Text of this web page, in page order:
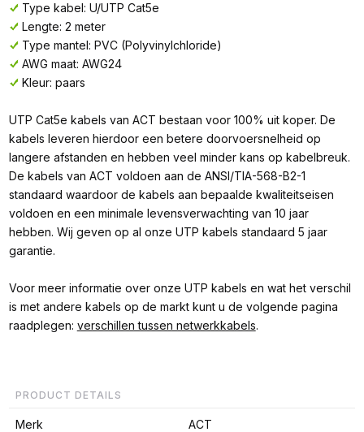
Type kabel: U/UTP Cat5e
Lengte: 2 meter
Type mantel: PVC (Polyvinylchloride)
AWG maat: AWG24
Kleur: paars
UTP Cat5e kabels van ACT bestaan voor 100% uit koper. De
kabels leveren hierdoor een betere doorvoersnelheid op
langere afstanden en hebben veel minder kans op kabelbreuk.
De kabels van ACT voldoen aan de ANSI/TIA-568-B2-1
standaard waardoor de kabels aan bepaalde kwaliteitseisen
voldoen en een minimale levensverwachting van 10 jaar
hebben. Wij geven op al onze UTP kabels standaard 5 jaar
garantie.
Voor meer informatie over onze UTP kabels en wat het verschil
is met andere kabels op de markt kunt u de volgende pagina
raadplegen: verschillen tussen netwerkkabels.
PRODUCT DETAILS
Merk ACT